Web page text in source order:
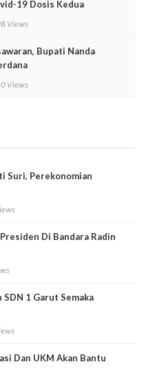
19 Dosis Kedua
Views
Bupati Nanda
Views
Suri, Perekonomian
Di Bandara Radin
1 Garut Semaka
Dan UKM Akan Bantu